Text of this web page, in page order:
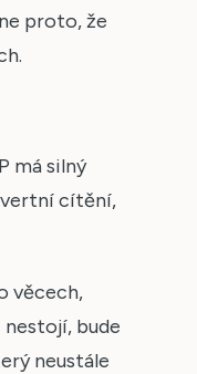
proto, že
má silný
cítění,
věcech,
bude
neustále